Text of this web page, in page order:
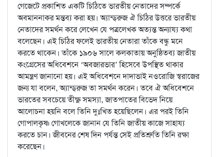
গেজেটে প্রকাশিত একটি চিঠিতে ভারতীয় নেতাদের সম্পর্কে
অবমাননাকর মন্তব্য করা হয়। অ্যান্ড্‌রুজ ঐ চিঠির উত্তরে ভারতীয়
নেতাদের সমর্থন করে লেখেন যে পত্রলেখক অত্যন্ত অন্যায্য কথা
বলেছেন। এই চিঠির ফলেই ভারতীয় নেতারা তাঁকে বন্ধু মনে
করতে থাকেন। তাঁকে ১৯০৬ সালে কলকাতায় অনুষ্ঠিতব্য জাতীয়
কংগ্রেসের অধিবেশনে ‘অবজারভার’ হিসেবে উপস্থিত থাকার
আমন্ত্রণ জানানো হয়। এই অধিবেশনে দাদাভাই নওরোজি স্বরাজের
জন্য যা বলেন, অ্যান্ড্‌রুজ তা সমর্থন করেন। তবে ঐ অধিবেশনে
ভারতের সবচেয়ে তীক্ষ্ণ সমস্যা, জাতপাতের বিভেদ নিয়ে
আলোচনা হয়নি বলে তিনি দুঃখিত হয়েছিলেন। এর পরই তিনি
গোপালকৃষ্ণ গোখলেকে জানান যে তিনি জাতীয় কাজে সাহায্য
করতে চান। জীবনের শেষ দিন পর্যন্ত সেই প্রতিশ্রুতি তিনি রক্ষা
করেছেন।